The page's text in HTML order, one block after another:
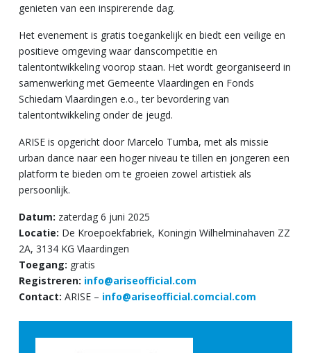
genieten van een inspirerende dag.
Het evenement is gratis toegankelijk en biedt een veilige en
positieve omgeving waar danscompetitie en
talentontwikkeling voorop staan. Het wordt georganiseerd in
samenwerking met Gemeente Vlaardingen en Fonds
Schiedam Vlaardingen e.o., ter bevordering van
talentontwikkeling onder de jeugd.
ARISE is opgericht door Marcelo Tumba, met als missie
urban dance naar een hoger niveau te tillen en jongeren een
platform te bieden om te groeien zowel artistiek als
persoonlijk.
Datum: zaterdag 6 juni 2025
Locatie: De Kroepoekfabriek, Koningin Wilhelminahaven ZZ
2A, 3134 KG Vlaardingen
Toegang: gratis
Registreren: info@ariseofficial.com
Contact: ARISE – info@ariseofficial.comcial.com